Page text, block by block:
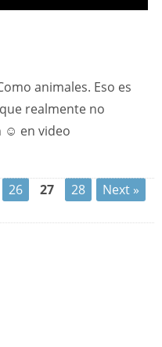
animales. Eso es
realmente no
☺ en video
26 27 28 Next »